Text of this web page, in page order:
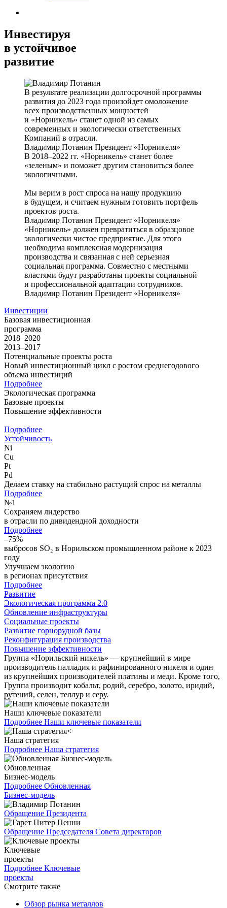
Инвестируя
в устойчивое
развитие
В результате реализации долгосрочной программы
развития до 2023 года произойдет омоложение
всех производственных мощностей
и «Норникель» станет одной из самых
современных и экологически ответственных
Компаний в отрасли.
Владимир Потанин Президент «Норникеля»
В 2018–2022 гг. «Норникель» станет более
«зеленым» и поможет другим становиться более
экологичными.
Мы верим в рост спроса на нашу продукцию
в будущем, и считаем нужным готовить портфель
проектов роста.
Владимир Потанин Президент «Норникеля»
«Норникель» должен превратиться в образцовое
экологически чистое предприятие. Для этого
необходима комплексная модернизация
производства и связанная с ней серьезная
социальная программа. Совместно с местными
властями будут разработаны проекты социальной
и профессиональной адаптации сотрудников.
Владимир Потанин Президент «Норникеля»
Инвестиции
Базовая инвестиционная
программа
2018–2020
2013–2017
Потенциальные проекты роста
Новый инвестиционный цикл с ростом среднегодового
объема инвестиций
Подробнее
Экологическая программа
Базовые проекты
Повышение эффективности
Подробнее
Устойчивость
Ni
Cu
Pt
Pd
Делаем ставку на стабильно растущий спрос на металлы
Подробнее
№1
Сохраняем лидерство
в отрасли по дивидендной доходности
Подробнее
–75%
выбросов SO₂ в Норильском промышленном районе к 2023
году
Улучшаем экологию
в регионах присутствия
Подробнее
Развитие
Экологическая программа 2.0
Обновление инфраструктуры
Социальные проекты
Развитие горнорудной базы
Реконфигурация производства
Повышение эффективности
Группа «Норильский никель» — крупнейший в мире
производитель палладия и рафинированного никеля и один
из крупнейших производителей платины и меди. Кроме того,
Группа производит кобальт, родий, серебро, золото, иридий,
рутений, селен, теллур и серу.
Наши ключевые показатели
Подробнее Наши ключевые показатели
Наша стратегия
Подробнее Наша стратегия
Обновленная
Бизнес-модель
Подробнее Обновленная
Бизнес-модель
Обращение Президента
Обращение Председателя Совета директоров
Ключевые
проекты
Подробнее Ключевые
проекты
Смотрите также
Обзор рынка металлов